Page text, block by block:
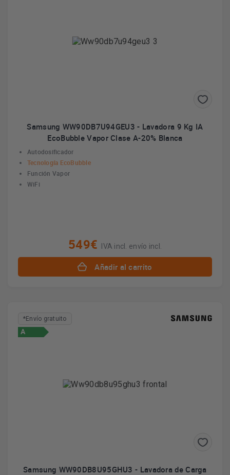
Samsung WW90DB7U94GEU3 - Lavadora 9 Kg IA
EcoBubble Vapor Clase A-20% Blanca
Autodosificador
Tecnología EcoBubble
Función Vapor
WiFi
549€ IVA incl. envío incl.
Añadir al carrito
*Envío gratuito
A
Samsung WW90DB8U95GHU3 - Lavadora de Carga